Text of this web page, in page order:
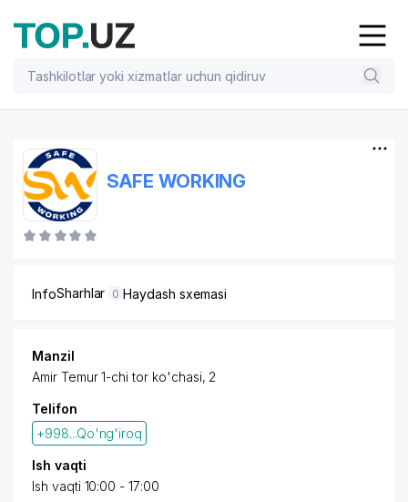
SAFE WORKING
InfoSharhlar 0 Haydash sxemasi
Manzil
Amir Temur 1-chi tor ko'chasi, 2
Telifon
+998...Qo'ng'iroq
Ish vaqti
Ish vaqti 10:00 - 17:00